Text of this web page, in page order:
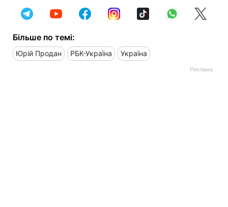
Більше по темі:
Юрій Продан РБК-Україна Україна